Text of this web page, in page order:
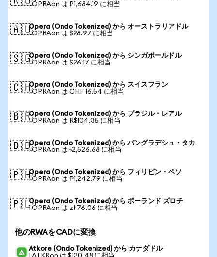
1 OPRAon は ₽1,684.19 に相当
🇦🇺Opera (Ondo Tokenized) から オーストラリアドル
1 OPRAon は $28.97 に相当
🇸🇬Opera (Ondo Tokenized) から シンガポールドル
1 OPRAon は $26.17 に相当
🇨🇭Opera (Ondo Tokenized) から スイスフラン
1 OPRAon は CHF 16.54 に相当
🇧🇷Opera (Ondo Tokenized) から ブラジル・レアル
1 OPRAon は R$104.35 に相当
🇧🇩Opera (Ondo Tokenized) から バングラデシュ・タカ
1 OPRAon は ৳2,526.68 に相当
🇵🇭Opera (Ondo Tokenized) から フィリピン・ペソ
1 OPRAon は ₱1,242.79 に相当
🇵🇱Opera (Ondo Tokenized) から ポーランド ズロチ
1 OPRAon は zł 76.06 に相当
他のRWAをCADに変換
Atkore (Ondo Tokenized) から カナダドル
1 ATKRon は $130.48 に相当